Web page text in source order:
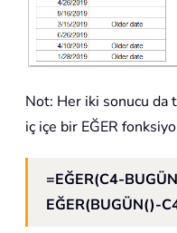
Not: Her iki sonucu da
iç içe bir EĞER
=EĞER(C4-
EĞER(BUGÜN()-